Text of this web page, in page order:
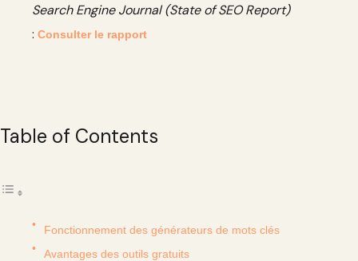
Search Engine Journal (State of SEO Report)
: Consulter le rapport
Table of Contents
Fonctionnement des générateurs de mots clés
Avantages des outils gratuits